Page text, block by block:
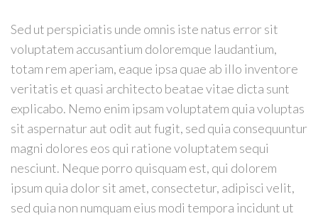
Sed ut perspiciatis unde omnis iste natus error sit
voluptatem accusantium doloremque laudantium,
totam rem aperiam, eaque ipsa quae ab illo inventore
veritatis et quasi architecto beatae vitae dicta sunt
explicabo. Nemo enim ipsam voluptatem quia voluptas
sit aspernatur aut odit aut fugit, sed quia consequuntur
magni dolores eos qui ratione voluptatem sequi
nesciunt. Neque porro quisquam est, qui dolorem
ipsum quia dolor sit amet, consectetur, adipisci velit,
sed quia non numquam eius modi tempora incidunt ut